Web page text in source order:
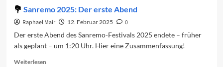
Sanremo 2025: Der erste Abend
Raphael Mair 12. Februar 2025
0
Der erste Abend des Sanremo-Festivals 2025 endete – früher
als geplant – um 1:20 Uhr. Hier eine Zusammenfassung!
WeiterlesenRead